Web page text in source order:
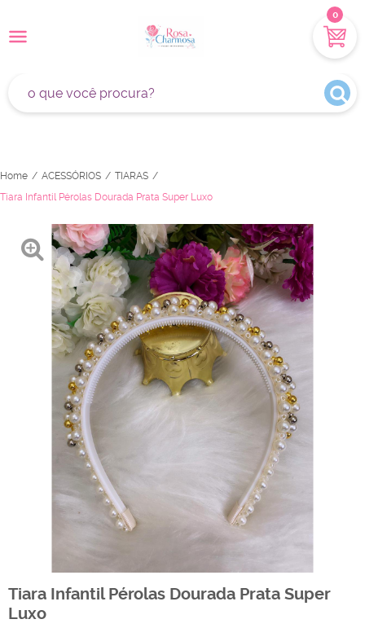
0
Home ACESSÓRIOS
TIARAS
Tiara Infantil Pérolas Dourada Prata Super Luxo
Tiara Infantil Pérolas Dourada Prata Super
Luxo